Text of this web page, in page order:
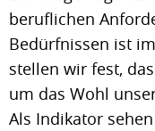
beruflichen
Bedürfnissen ist
stellen wir fest,
um das Wohl
Als Indikator